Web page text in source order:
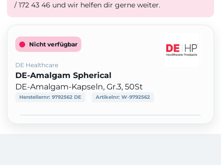
/ 172 43 46 und wir helfen dir gerne weiter.
Nicht verfügbar
DE Healthcare
DE-Amalgam Spherical
DE-Amalgam-Kapseln, Gr.3, 50St
Herstellernr: 9792562 DE Artikelnr: W-9792562